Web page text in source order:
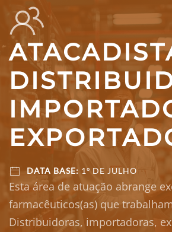
DATA BASE: 1º DE JULHO
Esta área de atuação abrange
farmacêuticos(as) que
Distribuidoras, importadoras,